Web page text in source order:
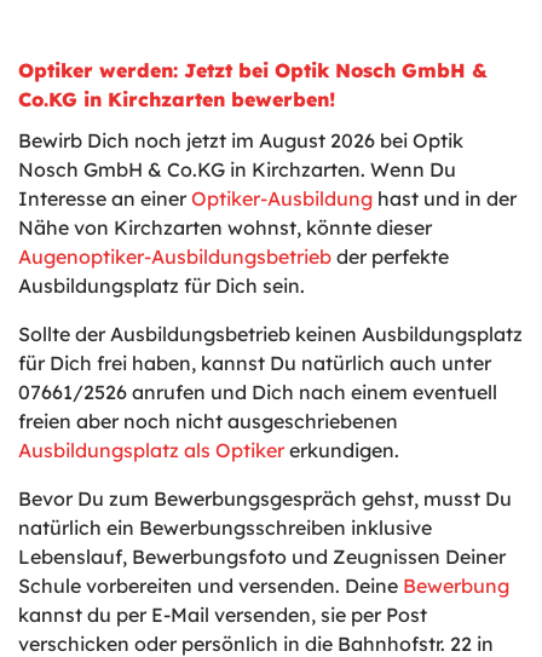
Optiker werden: Jetzt bei Optik Nosch GmbH &
Co.KG in Kirchzarten bewerben!
Bewirb Dich noch jetzt im August 2026 bei Optik
Nosch GmbH & Co.KG in Kirchzarten. Wenn Du
Interesse an einer Optiker-Ausbildung hast und in der
Nähe von Kirchzarten wohnst, könnte dieser
Augenoptiker-Ausbildungsbetrieb der perfekte
Ausbildungsplatz für Dich sein.
Sollte der Ausbildungsbetrieb keinen Ausbildungsplatz
für Dich frei haben, kannst Du natürlich auch unter
07661/2526 anrufen und Dich nach einem eventuell
freien aber noch nicht ausgeschriebenen
Ausbildungsplatz als Optiker erkundigen.
Bevor Du zum Bewerbungsgespräch gehst, musst Du
natürlich ein Bewerbungsschreiben inklusive
Lebenslauf, Bewerbungsfoto und Zeugnissen Deiner
Schule vorbereiten und versenden. Deine Bewerbung
kannst du per E-Mail versenden, sie per Post
verschicken oder persönlich in die Bahnhofstr. 22 in